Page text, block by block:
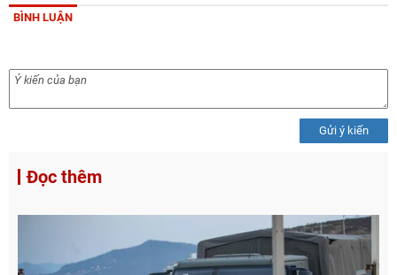
BÌNH LUẬN
Gửi ý kiến
Đọc thêm